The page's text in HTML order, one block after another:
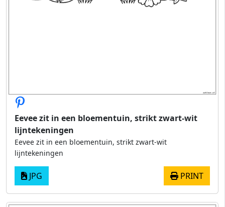
Eevee zit in een bloementuin, strikt zwart-wit
lijntekeningen
Eevee zit in een bloementuin, strikt zwart-wit
lijntekeningen
JPG PRINT